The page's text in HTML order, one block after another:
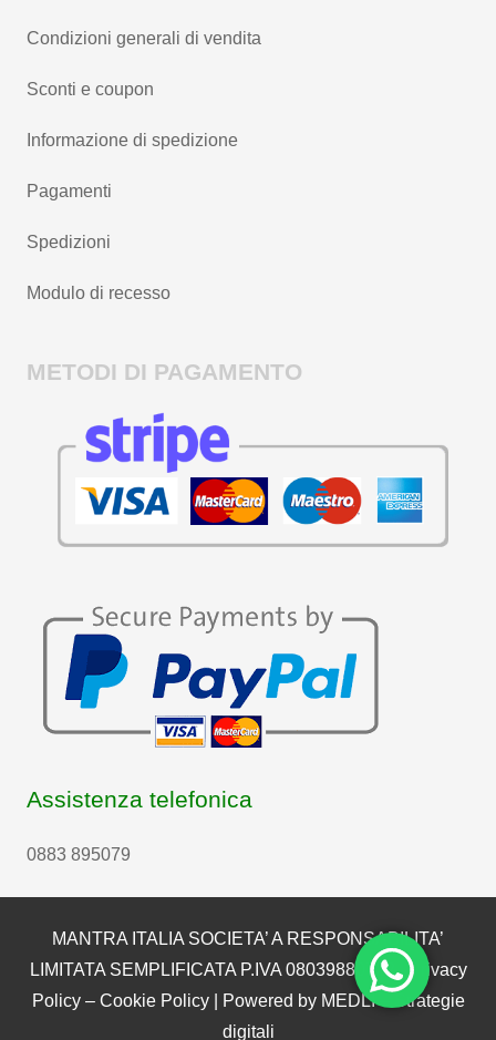
Condizioni generali di vendita
Sconti e coupon
Informazione di spedizione
Pagamenti
Spedizioni
Modulo di recesso
METODI DI PAGAMENTO
Assistenza telefonica
0883 895079
MANTRA ITALIA SOCIETA’ A RESPONSABILITA’
LIMITATA SEMPLIFICATA P.IVA 08039880722 | Privacy
Policy– Cookie Policy| Powered by MEDLI – Strategie
digitali